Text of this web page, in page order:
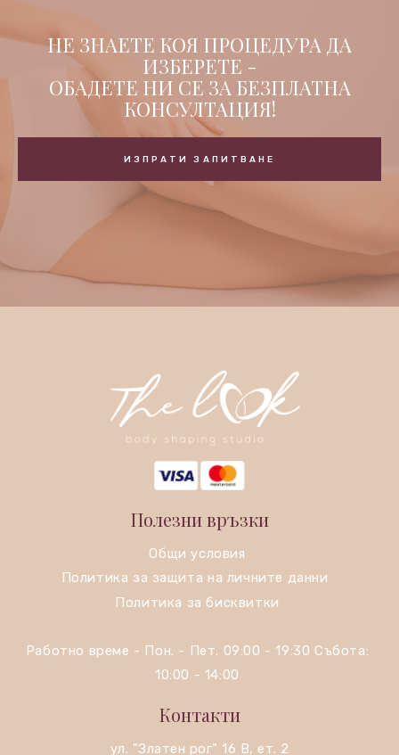
НЕ ЗНАЕТЕ КОЯ ПРОЦЕДУРА ДА
ИЗБЕРЕТЕ -
ОБАДЕТЕ НИ СЕ ЗА БЕЗПЛАТНА
КОНСУЛТАЦИЯ!
ИЗПРАТИ ЗАПИТВАНЕ
Полезни връзки
Общи условия
Политика за защита на личните данни
Политика за бисквитки
Работно време - Пон. - Пет. 09:00 - 19:30 Събота:
10:00 - 14:00
Контакти
ул. "Златен рог" 16 В, ет. 2